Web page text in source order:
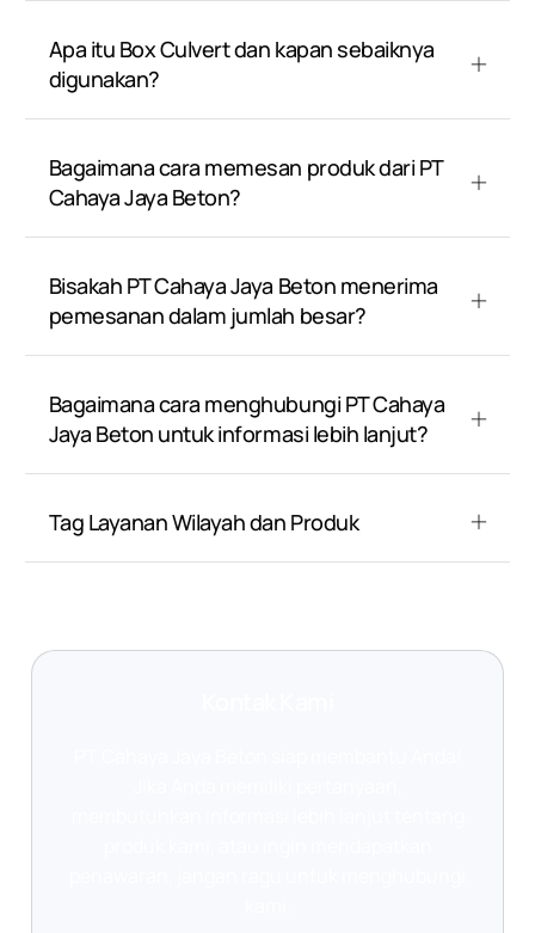
Apa itu Box Culvert dan kapan sebaiknya
digunakan?
Bagaimana cara memesan produk dari PT
Cahaya Jaya Beton?
Bisakah PT Cahaya Jaya Beton menerima
pemesanan dalam jumlah besar?
Bagaimana cara menghubungi PT Cahaya
Jaya Beton untuk informasi lebih lanjut?
Tag Layanan Wilayah dan Produk